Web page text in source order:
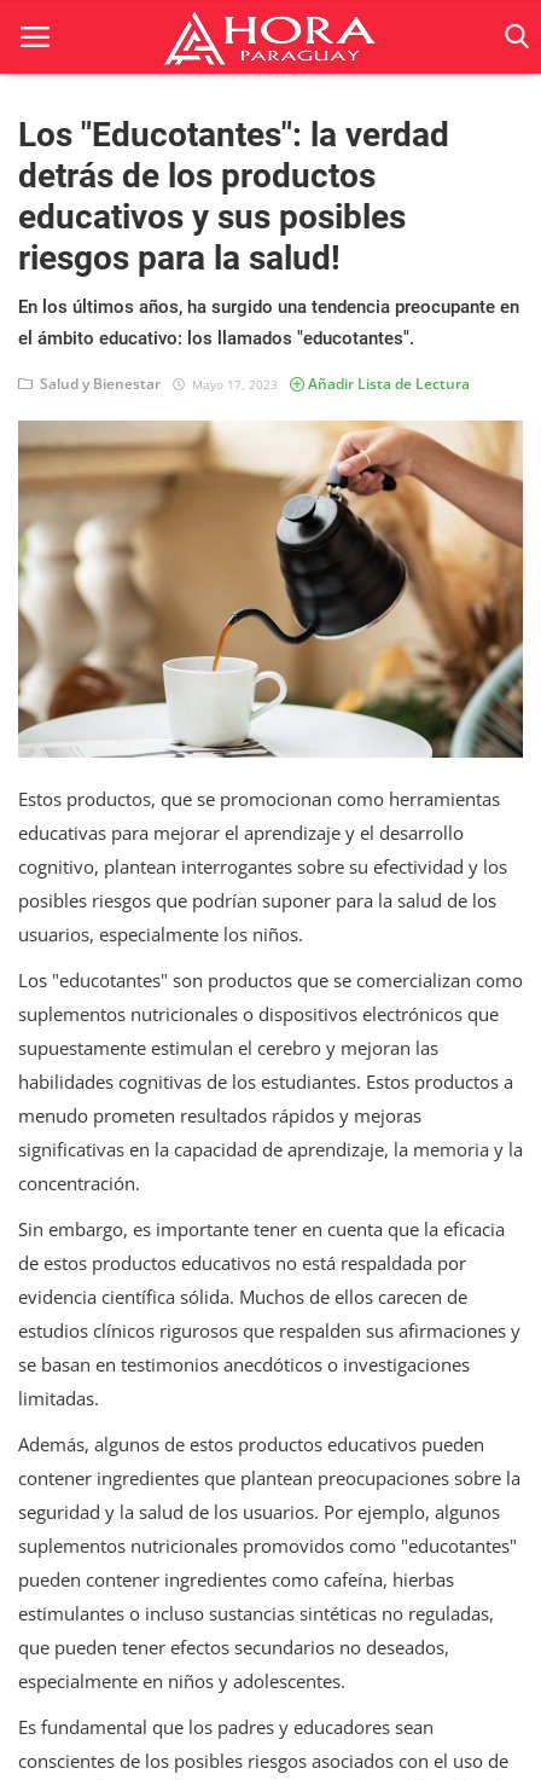
Inicio
ACTUALIDAD
BELLEZA
Ciencia
Deportes
Economía
Espetáculos
Negocios
Tecnología
Los "Educotantes": la verdad
detrás de los productos
educativos y sus posibles
riesgos para la salud!
En los últimos años, ha surgido una tendencia preocupante en
el ámbito educativo: los llamados "educotantes".
Salud y Bienestar Mayo 17, 2023 Añadir Lista de Lectura
Estos productos, que se promocionan como herramientas
educativas para mejorar el aprendizaje y el desarrollo
cognitivo, plantean interrogantes sobre su efectividad y los
posibles riesgos que podrían suponer para la salud de los
usuarios, especialmente los niños.
Los "educotantes" son productos que se comercializan como
suplementos nutricionales o dispositivos electrónicos que
supuestamente estimulan el cerebro y mejoran las
habilidades cognitivas de los estudiantes. Estos productos a
menudo prometen resultados rápidos y mejoras
significativas en la capacidad de aprendizaje, la memoria y la
concentración.
Sin embargo, es importante tener en cuenta que la eficacia
de estos productos educativos no está respaldada por
evidencia científica sólida. Muchos de ellos carecen de
estudios clínicos rigurosos que respalden sus afirmaciones y
se basan en testimonios anecdóticos o investigaciones
limitadas.
Además, algunos de estos productos educativos pueden
contener ingredientes que plantean preocupaciones sobre la
seguridad y la salud de los usuarios. Por ejemplo, algunos
suplementos nutricionales promovidos como "educotantes"
pueden contener ingredientes como cafeína, hierbas
estimulantes o incluso sustancias sintéticas no reguladas,
que pueden tener efectos secundarios no deseados,
especialmente en niños y adolescentes.
Es fundamental que los padres y educadores sean
conscientes de los posibles riesgos asociados con el uso de